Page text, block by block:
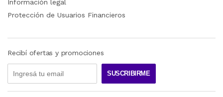
Información legal
Protección de Usuarios Financieros
Recibí ofertas y promociones
SUSCRIBIRME